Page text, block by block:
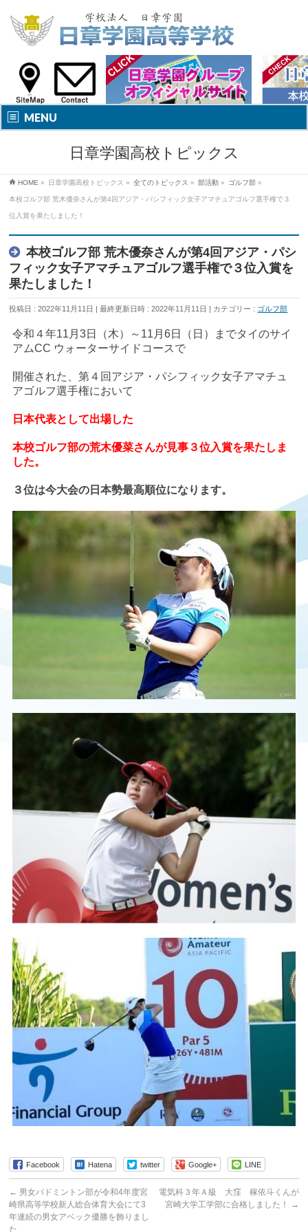
MENU
日章学園高校トピックス
HOME » 日章学園高校トピックス » 全てのトピックス » 部活動 » ゴルフ部 »
本校ゴルフ部 荒木優奈さんが第4回アジア・パシフィック女子アマチュアゴルフ選手権で３
位入賞を果たしました！
本校ゴルフ部 荒木優奈さんが第4回アジア・パシ
フィック女子アマチュアゴルフ選手権で３位入賞を
果たしました！
投稿日 : 2022年11月11日 最終更新日時 : 2022年11月11日 カテゴリー : ゴルフ部
令和４年11月3日（木）～11月6日（日）までタイのサイ
アムCC ウォーターサイドコースで
開催された、第４回アジア・パシフィック女子アマチュ
アゴルフ選手権において
日本代表として出場した
本校ゴルフ部の荒木優菜さんが見事３位入賞を果たしま
した。
３位は今大会の日本勢最高順位になります。
Facebook Hatena twitter Google+ LINE
← 男女バドミントン部が令和4年度宮
崎県高等学校新人総合体育大会にて3
年連続の男女アベック優勝を飾りまし
た
電気科３年Ａ級 大窪 稼依斗くんが
宮崎大学工学部に合格しました！
→